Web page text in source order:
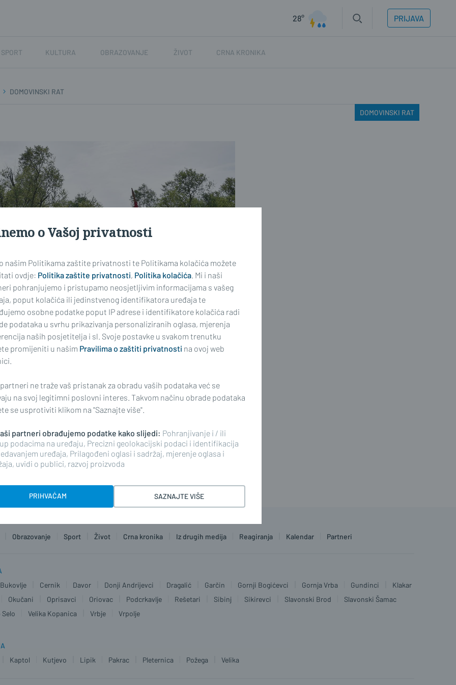
28° PRIJAVA
SPORT KULTURA OBRAZOVANJE ŽIVOT CRNA KRONIKA
DOMOVINSKI RAT
DOMOVINSKI RAT
poginulo je osam
Obrazovanje Sport Život Crna kronika Iz drugih medija Reagiranja Kalendar Partneri
Bukovlje Cernik Davor Donji Andrijevci Dragalić Garčin Gornji Bogićevci Gornja Vrba Gundinci
Klakar
Okučani Oprisavci Oriovac Podcrkavlje Rešetari Sibinj Sikirevci Slavonski Brod
Slavonski Šamac
Velika Kopanica Vrbje Vrpolje
Kaptol Kutjevo Lipik Pakrac Pleternica Požega Velika
o Vašoj privatnosti
našim Politikama zaštite privatnosti te Politikama kolačića možete
ovdje: Politika zaštite privatnosti, Politika kolačića . Mi i naši
pohranjujemo i pristupamo neosjetljivim informacijama s vašeg
poput kolačića ili jedinstvenog identifikatora uređaja te
osobne podatke poput IP adrese i identifikatore kolačića radi
podataka u svrhu prikazivanja personaliziranih oglasa, mjerenja
naših posjetitelja i sl. Svoje postavke u svakom trenutku
promijeniti u našim Pravilima o zaštiti privatnosti na ovoj web
ne traže vaš pristanak za obradu vaših podataka već se
na svoj legitimni poslovni interes. Takvom načinu obrade podataka
se usprotiviti klikom na "Saznajte više".
partneri obrađujemo podatke kako slijedi: Pohranjivanje i / ili
podacima na uređaju, Precizni geolokacijski podaci i identifikacija
uređaja, Prilagođeni oglasi i sadržaj, mjerenje oglasa i
uvidi o publici, razvoj proizvoda
PRIHVAĆAM SAZNAJTE VIŠE